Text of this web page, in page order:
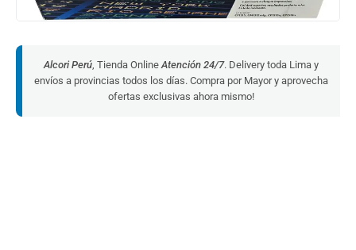
Alcori Perú, Tienda OnlineAtención 24/7. Delivery toda Lima y
envíos a provincias todos los días. Compra por Mayor y aprovecha
ofertas exclusivas ahora mismo!